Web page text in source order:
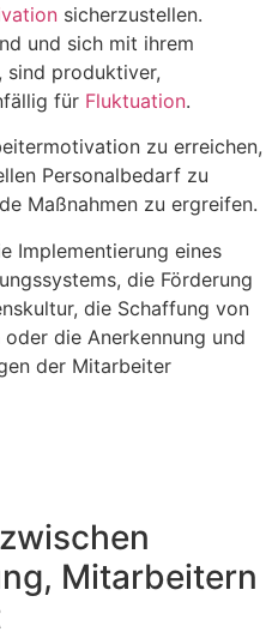
sicherzustellen.
und sich mit ihrem
sind produktiver,
für Fluktuation.
zu erreichen,
Personalbedarf zu
Maßnahmen zu ergreifen.
Implementierung eines
die Förderung
die Schaffung von
die Anerkennung und
der Mitarbeiter
Mitarbeitern